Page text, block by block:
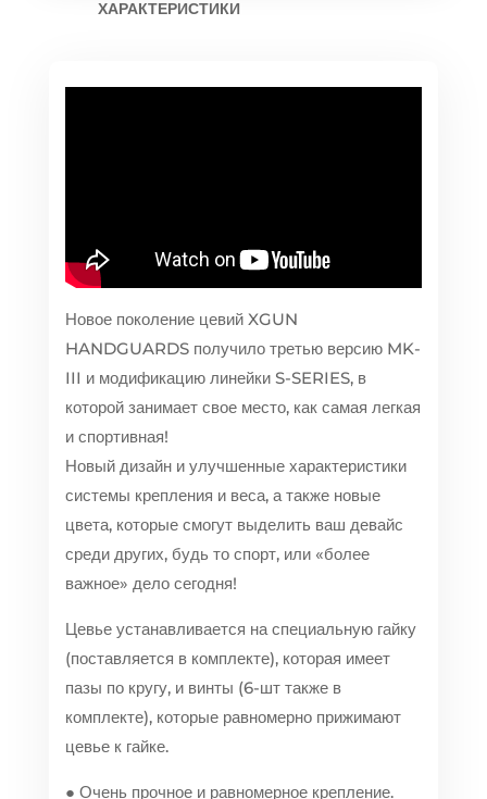
ХАРАКТЕРИСТИКИ
Новое поколение цевий XGUN
HANDGUARDS получило третью версию MK-
III и модификацию линейки S-SERIES, в
которой занимает свое место, как самая легкая
и спортивная!
Новый дизайн и улучшенные характеристики
системы крепления и веса, а также новые
цвета, которые смогут выделить ваш девайс
среди других, будь то спорт, или «более
важное» дело сегодня!
Цевье устанавливается на специальную гайку
(поставляется в комплекте), которая имеет
пазы по кругу, и винты (6-шт также в
комплекте), которые равномерно прижимают
цевье к гайке.
● Очень прочное и равномерное крепление.